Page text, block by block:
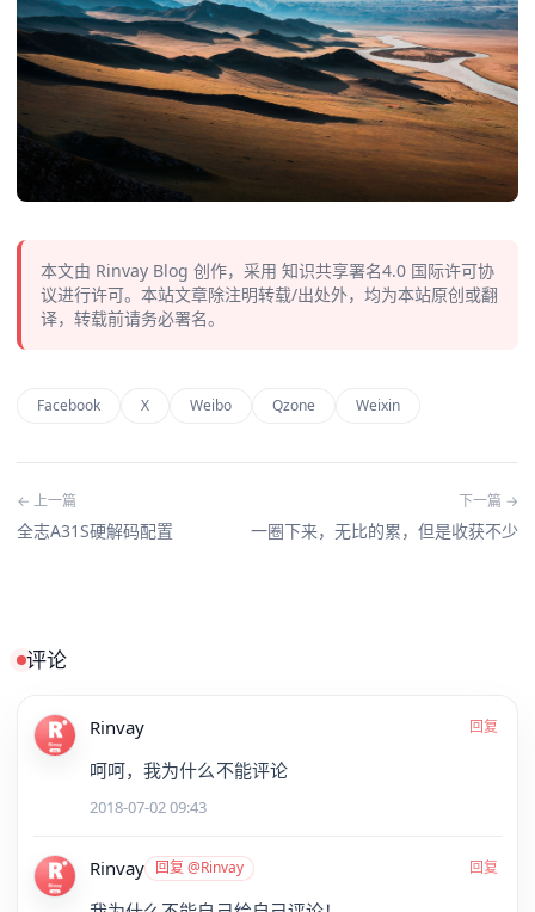
本文由 Rinvay Blog 创作，采用 知识共享署名4.0 国际许可协
议进行许可。本站文章除注明转载/出处外，均为本站原创或翻
译，转载前请务必署名。
Facebook X Weibo Qzone Weixin
← 上一篇
全志A31S硬解码配置
下一篇 →
一圈下来，无比的累，但是收获不少
评论
Rinvay 回复
呵呵，我为什么不能评论
2018-07-02 09:43
Rinvay 回复 @Rinvay 回复